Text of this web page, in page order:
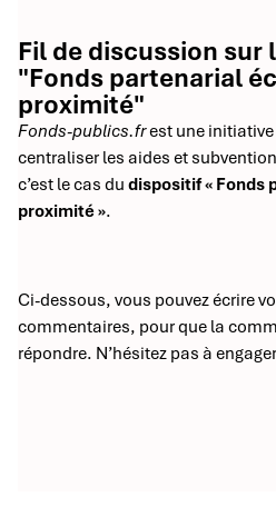
Fil de discussion sur
"Fonds partenarial
proximité"
Fonds-publics.frest une
centraliser les aides et
c’est le cas du dispositif « Fonds
proximité ».
Ci-dessous, vous pouvez écrire
commentaires, pour que la
répondre. N’hésitez pas à